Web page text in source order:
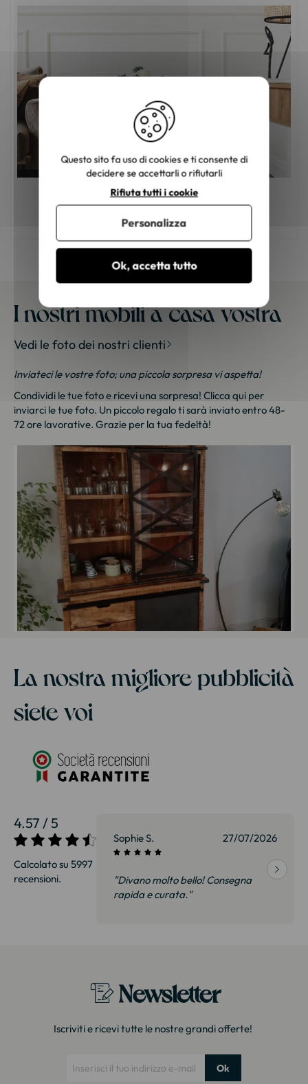
Mobili in legno: come scegliere il colore
giusto?
I nostri mobili a casa vostra
Vedi le foto dei nostri clienti
Inviateci le vostre foto; una piccola sorpresa vi aspetta!
Condividi le tue foto e ricevi una sorpresa! Clicca qui per
inviarci le tue foto. Un piccolo regalo ti sarà inviato entro 48-
72 ore lavorative. Grazie per la tua fedeltà!
La nostra migliore pubblicità
siete voi
4.57 / 5
Calcolato su 5997
recensioni.
27/07/2026 Sophie S. 27/07/2026
"Divano molto bello! Consegna
rapida e curata."
Newsletter
Iscriviti e ricevi tutte le nostre grandi offerte!
Ok
Questo sito fa uso di cookies e ti consente di
decidere se accettarli o rifiutarli
Ok, accetta tutto
Rifiuta tutti i cookie
Personalizza